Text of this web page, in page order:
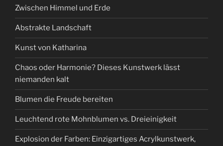
Zwischen Himmel und Erde
Abstrakte Landschaft
Kunst von Katharina
Chaos oder Harmonie? Dieses Kunstwerk lässt
niemanden kalt
Blumen die Freude bereiten
Leuchtend rote Mohnblumen vs. Dreieinigkeit
Explosion der Farben: Einzigartiges Acrylkunstwerk,